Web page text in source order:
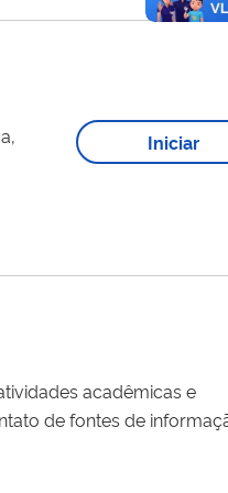
Iniciar
acadêmicas e
de fontes de